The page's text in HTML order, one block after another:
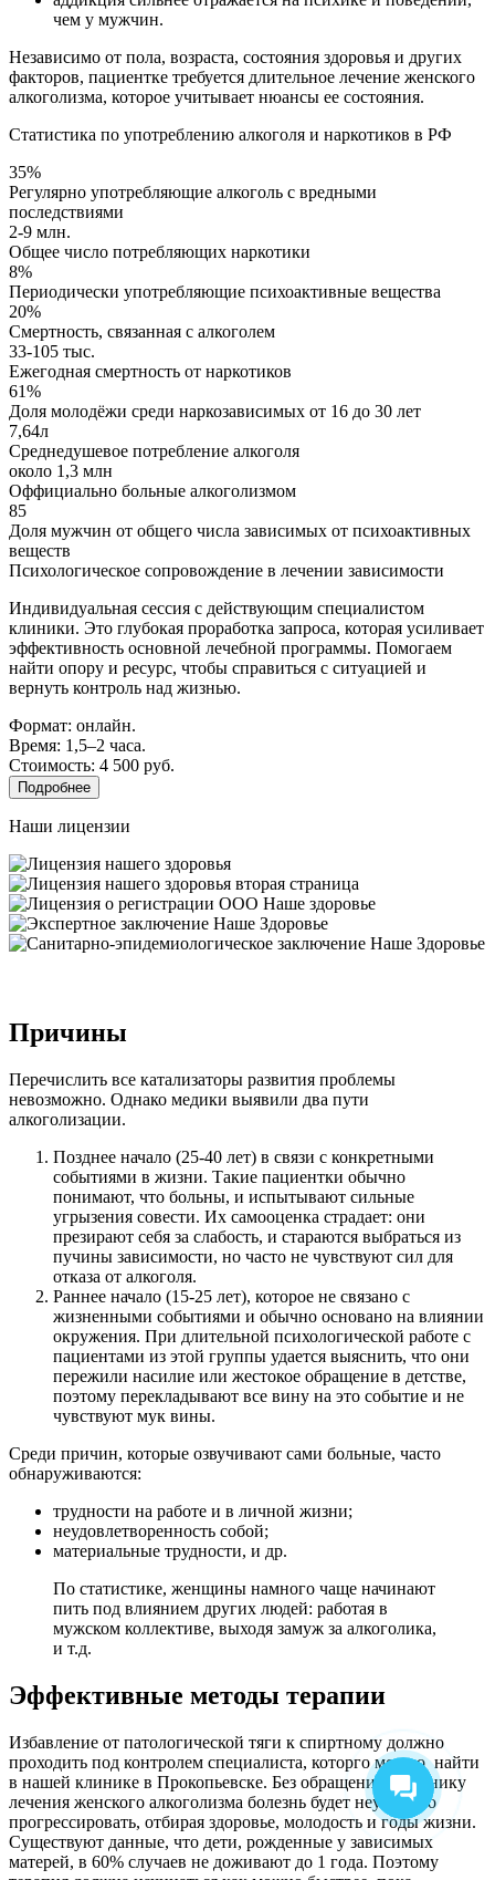
чем у мужчин.
Независимо от пола, возраста, состояния здоровья и других
факторов, пациентке требуется длительное лечение женского
алкоголизма, которое учитывает нюансы ее состояния.
Статистика по употреблению алкоголя и наркотиков в РФ
35%
Регулярно употребляющие алкоголь с вредными
последствиями
2-9 млн.
Общее число потребляющих наркотики
8%
Периодически употребляющие психоактивные вещества
20%
Смертность, связанная с алкоголем
33-105 тыс.
Ежегодная смертность от наркотиков
61%
Доля молодёжи среди наркозависимых от 16 до 30 лет
7,64л
Среднедушевое потребление алкоголя
около 1,3 млн
Оффициально больные алкоголизмом
85
Доля мужчин от общего числа зависимых от психоактивных
веществ
Психологическое сопровождение в лечении зависимости
Индивидуальная сессия с действующим специалистом
клиники. Это глубокая проработка запроса, которая усиливает
эффективность основной лечебной программы. Помогаем
найти опору и ресурс, чтобы справиться с ситуацией и
вернуть контроль над жизнью.
Формат: онлайн.
Время: 1,5–2 часа.
Стоимость: 4 500 руб.
Подробнее
Наши лицензии
Причины
Перечислить все катализаторы развития проблемы
невозможно. Однако медики выявили два пути
алкоголизации.
Позднее начало (25-40 лет) в связи с конкретными
событиями в жизни. Такие пациентки обычно
понимают, что больны, и испытывают сильные
угрызения совести. Их самооценка страдает: они
презирают себя за слабость, и стараются выбраться из
пучины зависимости, но часто не чувствуют сил для
отказа от алкоголя.
Раннее начало (15-25 лет), которое не связано с
жизненными событиями и обычно основано на влиянии
окружения. При длительной психологической работе с
пациентами из этой группы удается выяснить, что они
пережили насилие или жестокое обращение в детстве,
поэтому перекладывают все вину на это событие и не
чувствуют мук вины.
Среди причин, которые озвучивают сами больные, часто
обнаруживаются:
трудности на работе и в личной жизни;
неудовлетворенность собой;
материальные трудности, и др.
По статистике, женщины намного чаще начинают
пить под влиянием других людей: работая в
мужском коллективе, выходя замуж за алкоголика,
и т.д.
Эффективные методы терапии
Избавление от патологической тяги к спиртному должно
проходить под контролем специалиста, которго можно найти
в нашей клинике в Прокопьевске. Без обращения в клинику
лечения женского алкоголизма болезнь будет неуклонно
прогрессировать, отбирая здоровье, молодость и годы жизни.
Существуют данные, что дети, рожденные у зависимых
матерей, в 60% случаев не доживают до 1 года. Поэтому